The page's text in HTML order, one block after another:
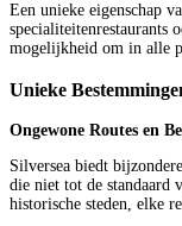
Een unieke eigenschap
specialiteitenrestaurants
mogelijkheid om in alle
Unieke
Ongewone Routes en
Silversea biedt
die niet tot de standaard
historische steden, elke